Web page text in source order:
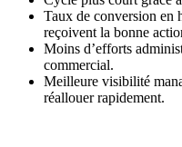
Taux de conversion en
reçoivent la bonne
Moins d’efforts
commercial.
Meilleure visibilité
réallouer rapidement.